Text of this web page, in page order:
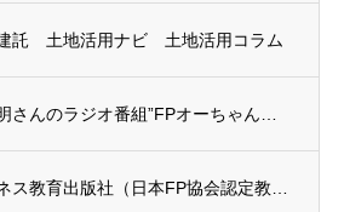
託 土地活用ナビ 土地活用コラム